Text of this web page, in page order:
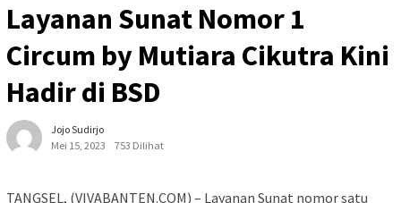
Layanan Sunat Nomor 1
Circum by Mutiara Cikutra Kini
Hadir di BSD
Jojo Sudirjo
Mei 15, 2023
753 Dilihat
TANGSEL, (VIVABANTEN.COM) – Layanan Sunat nomor satu